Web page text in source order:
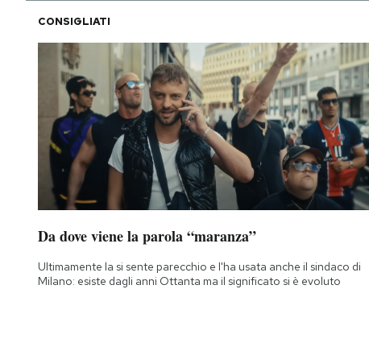
CONSIGLIATI
Da dove viene la parola “maranza”
Ultimamente la si sente parecchio e l'ha usata anche il sindaco di
Milano: esiste dagli anni Ottanta ma il significato si è evoluto